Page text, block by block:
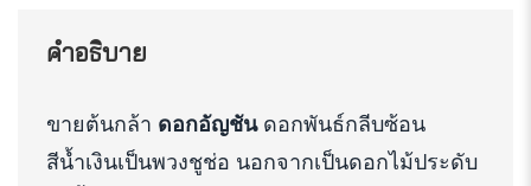
คำอธิบาย
ขายต้นกล้า ดอกอัญชันดอกพันธ์กลีบซ้อน
สีน้ำเงินเป็นพวงชูช่อ นอกจากเป็นดอกไม้ประดับ